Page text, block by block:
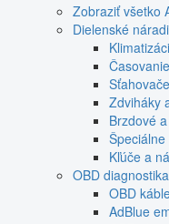
Zobraziť všetko
Dielenské
Zdviháky
Brzdové
Kľúče a
OBD
OBD
AdBlue